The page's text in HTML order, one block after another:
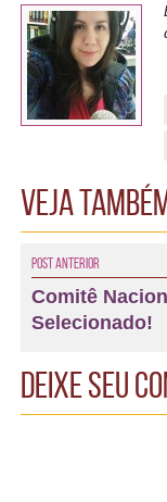
Veja
Post Anterior
Comitê
Selecionado!
Deixe seu